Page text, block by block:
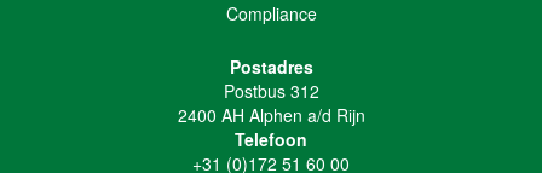
Compliance
Postadres
Postbus 312
2400 AH Alphen a/d Rijn
Telefoon
+31 (0)172 51 60 00